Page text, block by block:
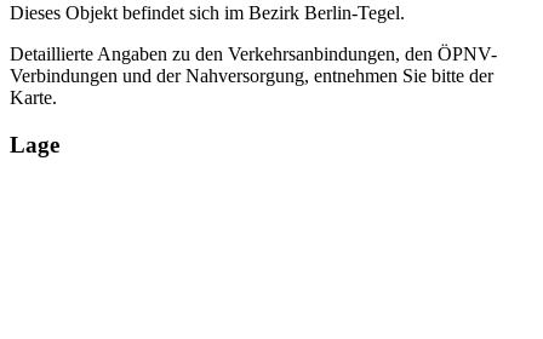
Dieses Objekt befindet sich im Bezirk Berlin-Tegel.
Detaillierte Angaben zu den Verkehrsanbindungen, den ÖPNV-
Verbindungen und der Nahversorgung, entnehmen Sie bitte der
Karte.
Lage